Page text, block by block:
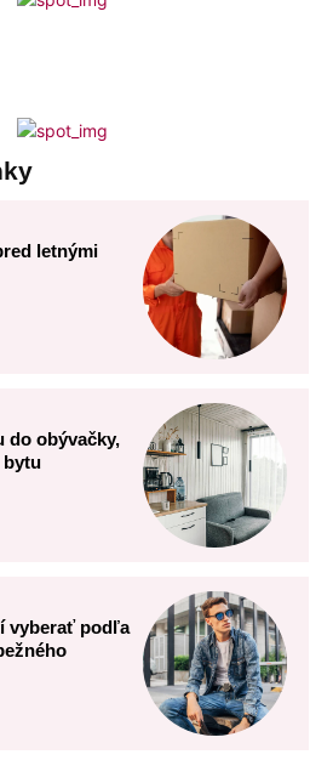
letnými
do obývačky,
bytu
vyberať podľa